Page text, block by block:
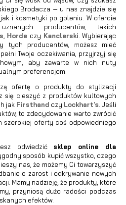
Brodacza — u nas znajdzie się
i kosmetyki po goleniu. W ofercie
producentów, takich
Horde czy Kanclerski . Wybierając
tych producentów, możesz mieć
Twoje oczekiwania, przyjrzyj się
aby zawarte w nich nuty
preferencjom.
ofertę o produkty do stylizacji
się cieszyć z produktów kultowych
jak Firsthand czy Lockhart's . Jeśli
to zdecydowanie warto zwrócić
szerokiej oferty coś odpowiedniego
odwiedzić sklep online dla
sposób kupić wszystko, czego
nas, że możemy Ci towarzyszyć
o zarost i odkrywanie nowych
Mamy nadzieję, że produkty, które
przyniosą dużo radości podczas
efektów.